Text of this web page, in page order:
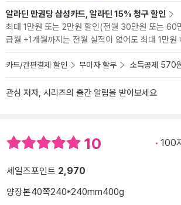
알라딘 만권당 삼성카드, 알라딘 15% 청구 할인
최대 1만원 또는 2만원 할인(전월 30만원 또는 60
급월 +1개월까지는 전월 실적이 없어도 최대 1만원
카드/간편결제 할인 무이자 할부 소득공제 570
관심 저자, 시리즈의 출간 알림을 받아보세요
10 100
세일즈포인트 2,970
양장본40쪽240*240mm400g